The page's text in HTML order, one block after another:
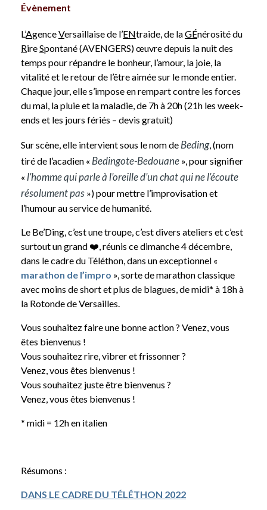
Évènement
L’AgenceVersaillaise de l’ENtraide, de laGÉnérosité du
RireSpontané (AVENGERS) œuvre depuis la nuit des
temps pour répandre le bonheur, l’amour, la joie, la
vitalité et le retour de l’être aimée sur le monde entier.
Chaque jour, elle s’impose en rempart contre les forces
du mal, la pluie et la maladie, de 7h à 20h (21h les week-
ends et les jours fériés – devis gratuit)
Sur scène, elle intervient sous le nom de Beding, (nom
tiré de l’acadien « Bedingote-Bedouane », pour signifier
« l’homme qui parle à l’oreille d’un chat qui ne l’écoute
résolument pas ») pour mettre l’improvisation et
l’humour au service de humanité.
Le Be’Ding, c’est une troupe, c’est divers ateliers et c’est
surtout un grand ❤️, réunis ce dimanche 4 décembre,
dans le cadre du Téléthon, dans un exceptionnel «
marathon de l’impro », sorte de marathon classique
avec moins de short et plus de blagues, de midi* à 18h à
la Rotonde de Versailles.
Vous souhaitez faire une bonne action ? Venez, vous
êtes bienvenus !
Vous souhaitez rire, vibrer et frissonner ?
Venez, vous êtes bienvenus !
Vous souhaitez juste être bienvenus ?
Venez, vous êtes bienvenus !
* midi = 12h en italien
Résumons :
DANS LE CADRE DU TÉLÉTHON 2022